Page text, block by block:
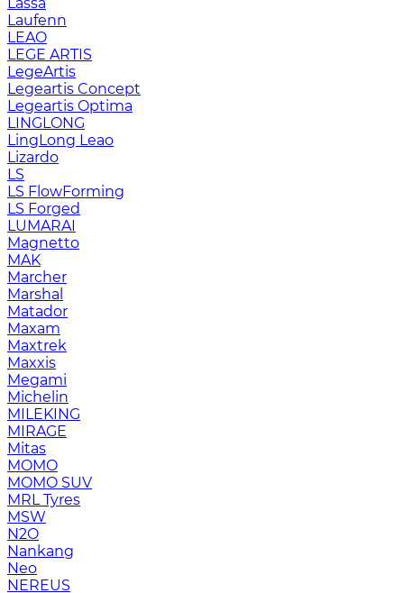
Laufenn
LEAO
LEGE ARTIS
LegeArtis
Legeartis Concept
Legeartis Optima
LINGLONG
LingLong Leao
Lizardo
LS
LS FlowForming
LS Forged
LUMARAI
Magnetto
MAK
Marcher
Marshal
Matador
Maxam
Maxtrek
Maxxis
Megami
Michelin
MILEKING
MIRAGE
Mitas
MOMO
MOMO SUV
MRL Tyres
MSW
N2O
Nankang
Neo
NEREUS